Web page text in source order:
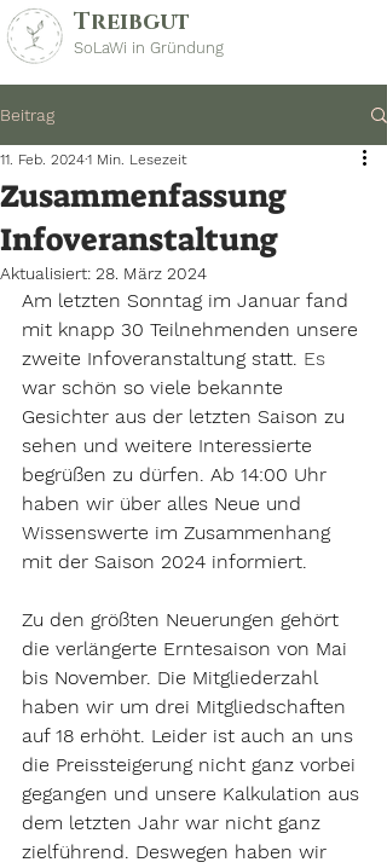
Treibgut
SoLaWi in Gründung
Beitrag
Zusammenfassung
Infoveranstaltung
11. Feb. 20241 Min. Lesezeit
Aktualisiert: 28. März 2024
Am letzten Sonntag im Januar fand
mit knapp 30 Teilnehmenden unsere
zweite Infoveranstaltung statt. Es
war schön so viele bekannte
Gesichter aus der letzten Saison zu
sehen und weitere Interessierte
begrüßen zu dürfen. Ab 14:00 Uhr
haben wir über alles Neue und
Wissenswerte im Zusammenhang
mit der Saison 2024 informiert.
Zu den größten Neuerungen gehört
die verlängerte Erntesaison von Mai
bis November. Die Mitgliederzahl
haben wir um drei Mitgliedschaften
auf 18 erhöht. Leider ist auch an uns
die Preissteigerung nicht ganz vorbei
gegangen und unsere Kalkulation aus
dem letzten Jahr war nicht ganz
zielführend. Deswegen haben wir